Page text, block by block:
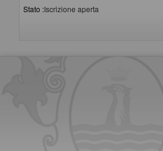
Stato :Iscrizione aperta